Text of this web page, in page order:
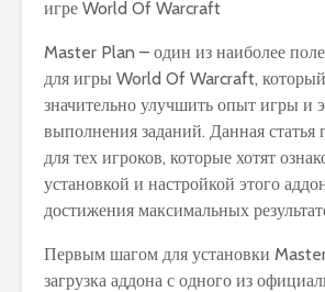
Master Plan – один из наиболее
для игры World Of Warcraft, который
значительно улучшить опыт игры и
выполнения заданий. Данная статья
для тех игроков, которые хотят
установкой и настройкой этого
достижения максимальных
Первым шагом для установки
загрузка аддона с одного из